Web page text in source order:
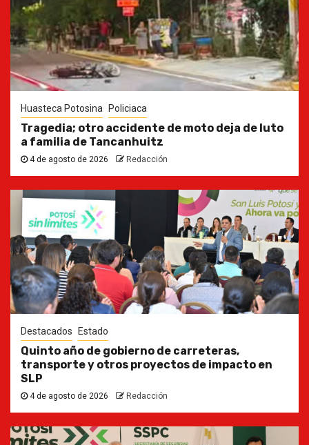
Huasteca Potosina Policiaca
Tragedia; otro accidente de moto deja de luto
a familia de Tancanhuitz
4 de agosto de 2026 Redacción
Destacados Estado
Quinto año de gobierno de carreteras,
transporte y otros proyectos de impacto en
SLP
4 de agosto de 2026 Redacción